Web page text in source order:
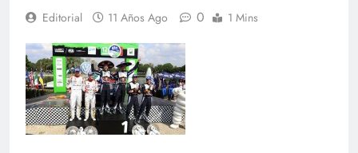
Editorial 11 Años Ago 0 1 Mins